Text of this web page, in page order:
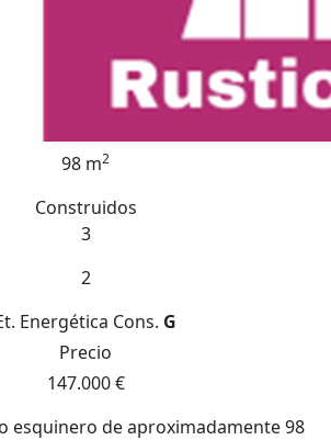
98 m2
Construidos
3
2
Energética Cons. G
Precio
147.000 €
esquinero de aproximadamente 98